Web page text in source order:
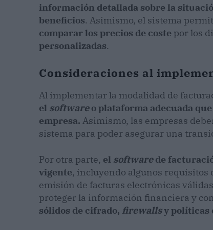
información detallada sobre la
beneficios. Asimismo, el sistema
comparar los precios de coste por los
personalizadas.
Consideraciones al
Al implementar la modalidad de
el softwareo plataforma adecuada
empresa. Asimismo, las empresas
sistema para poder asegurar una
Por otra parte, el softwarede
vigente, incluyendo algunos requisitos
emisión de facturas electrónicas
proteger la información financiera y
sólidos de cifrado, firewallsy políticas